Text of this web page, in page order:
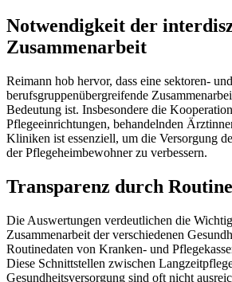
Notwendigkeit der
Zusammenarbeit
Reimann hob hervor, dass eine sektoren- und
berufsgruppenübergreifende
Bedeutung ist. Insbesondere die
Pflegeeinrichtungen, behandelnden
Kliniken ist essenziell, um die Versorgung
der Pflegeheimbewohner zu verbessern.
Transparenz durch
Die Auswertungen verdeutlichen die
Zusammenarbeit der verschiedenen
Routinedaten von Kranken- und
Diese Schnittstellen zwischen
Gesundheitsversorgung sind oft nicht